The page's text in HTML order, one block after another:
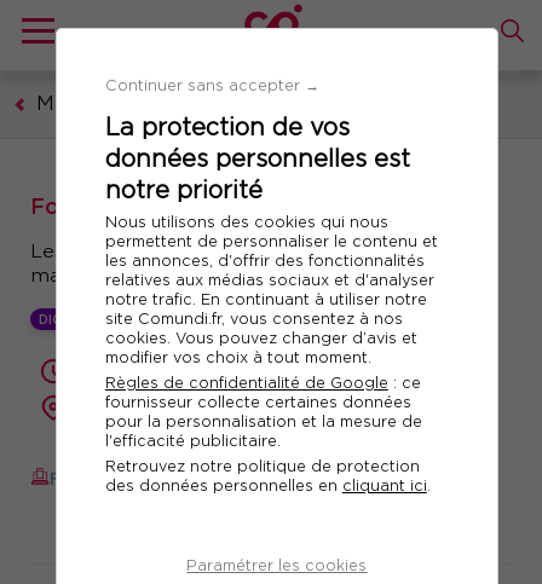
Continuer sans accepter →
La protection de vos
données personnelles est
notre priorité
Nous utilisons des cookies qui nous
permettent de personnaliser le contenu et
les annonces, d'offrir des fonctionnalités
relatives aux médias sociaux et d'analyser
notre trafic. En continuant à utiliser notre
site Comundi.fr, vous consentez à nos
cookies. Vous pouvez changer d’avis et
modifier vos choix à tout moment.
Règles de confidentialité de Google : ce
fournisseur collecte certaines données
pour la personnalisation et la mesure de
l'efficacité publicitaire.
Retrouvez notre politique de protection
des données personnelles en cliquant ici
Paramétrer les cookies
Management et leadership
FORMATION AUGMENTÉE Réf. 10242
Formation : L'essentiel RH pour Managers
Les règles et pratiques RH essentielles à
maîtriser dans son quotidien de Manager
DIGITAL LEARNING +
présentiel ou à distance